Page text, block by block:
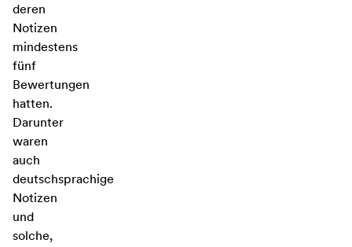
deren
Notizen
mindestens
fünf
Bewertungen
hatten.
Darunter
waren
auch
deutschsprachige
Notizen
und
solche,